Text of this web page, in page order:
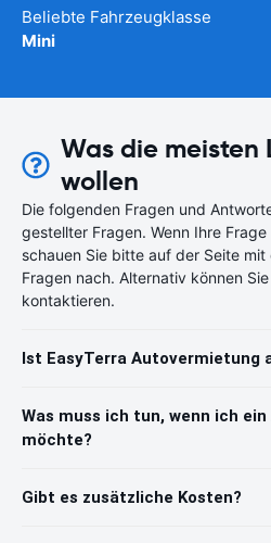
Beliebte Fahrzeugklasse
Mini
Was die meisten
wollen
Die folgenden Fragen und
gestellter Fragen. Wenn Ihre
schauen Sie bitte auf der Seite
Fragen nach. Alternativ können
kontaktieren.
Ist EasyTerra Autovermietung
Was muss ich tun, wenn ich
möchte?
Gibt es zusätzliche Kosten?